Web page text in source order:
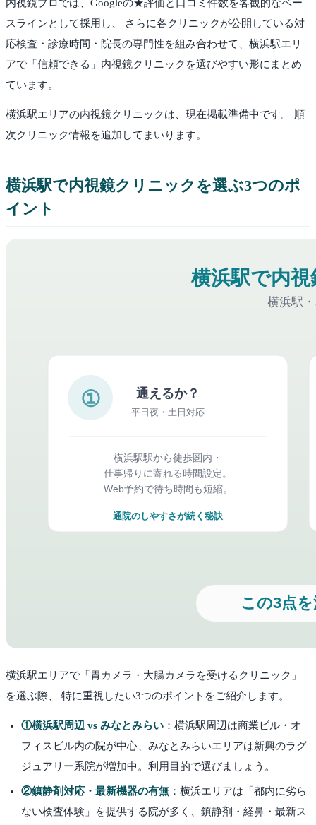
内視鏡プロでは、Googleの★評価と口コミ件数を客観的なベー
スラインとして採用し、 さらに各クリニックが公開している対
応検査・診療時間・院長の専門性を組み合わせて、 横浜駅エリ
アで「信頼できる」内視鏡クリニックを選びやすい形にまとめ
ています。
横浜駅エリアの内視鏡クリニックは、現在掲載準備中です。 順
次クリニック情報を追加してまいります。
横浜駅で内視鏡クリニックを選ぶ3つのポ
イント
横浜駅エリアで「胃カメラ・大腸カメラを受けるクリニック」
を選ぶ際、 特に重視したい3つのポイントをご紹介します。
①横浜駅周辺 vs みなとみらい ：横浜駅周辺は商業ビル・オ
フィスビル内の院が中心、みなとみらいエリアは新興のラグ
ジュアリー系院が増加中。利用目的で選びましょう。
②鎮静剤対応・最新機器の有無 ：横浜エリアは「都内に劣ら
ない検査体験」を提供する院が多く、鎮静剤・経鼻・最新ス